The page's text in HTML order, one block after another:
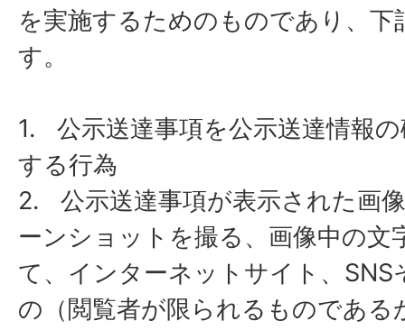
を実施するためのものであり、下
す。
1. 公示送達事項を公示送達情報
する行為
​​​​​​​2. 公示送達事項が表示された画
ーンショットを撮る、画像中の文
て、インターネットサイト、
の（閲覧者が限られるものである